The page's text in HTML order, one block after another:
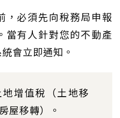
，必須先向稅務局申報
當有人針對您的不動產
會立即通知。
地增值稅（土地移
屋移轉）。